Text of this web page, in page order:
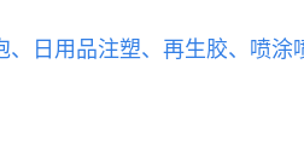
日用品注塑、再生胶、喷